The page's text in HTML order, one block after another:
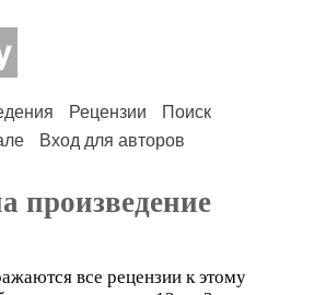
Рецензии
Поиск
Вход для авторов
произведение
все рецензии к этому